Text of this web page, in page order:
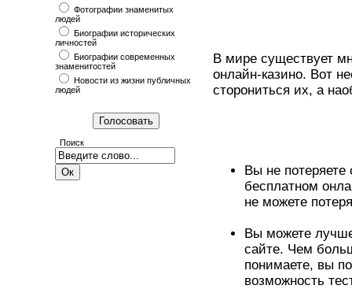
Фотографии знаменитых
людей
Биографии исторических
личностей
Биографии современных
знаменитостей
Новости из жизни публичных
людей
Поиск
В мире существует
онлайн-казино. Вот
сторониться их, а
Вы не потеряете
бесплатном
не можете
Вы можете
сайте. Чем
понимаете, вы
возможность